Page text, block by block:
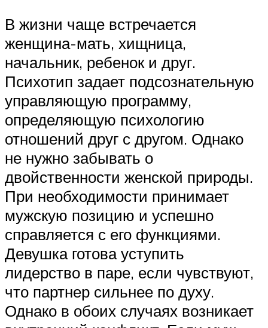
В жизни чаще встречается
женщина-мать, хищница,
начальник, ребенок и друг.
Психотип задает подсознательную
управляющую программу,
определяющую психологию
отношений друг с другом. Однако
не нужно забывать о
двойственности женской природы.
При необходимости принимает
мужскую позицию и успешно
справляется с его функциями.
Девушка готова уступить
лидерство в паре, если чувствуют,
что партнер сильнее по духу.
Однако в обоих случаях возникает